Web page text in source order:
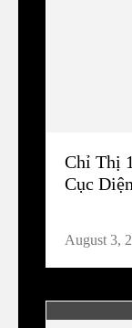
Chỉ Thị
Cục
August 3,